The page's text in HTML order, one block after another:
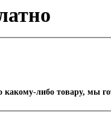
какому-либо товару, мы